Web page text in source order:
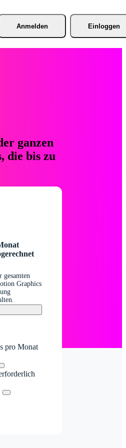
Anmelden Einloggen
ganzen
die bis zu
gesamten
Graphics
pro Monat